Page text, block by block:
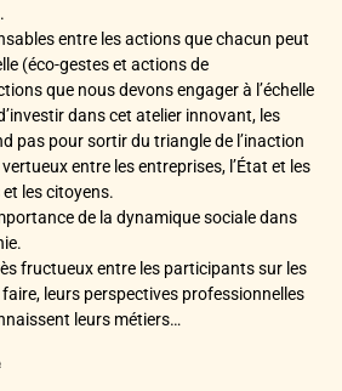
entre les actions que chacun peut
(éco-gestes et actions de
que nous devons engager à l’échelle
dans cet atelier innovant, les
pas pour sortir du triangle de l’inaction
entre les entreprises, l’État et les
les citoyens.
de la dynamique sociale dans
fructueux entre les participants sur les
leurs perspectives professionnelles
leurs métiers…